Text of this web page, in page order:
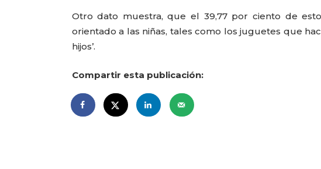
Otro dato muestra, que el 39,77 por ciento de
orientado a las niñas, tales como los juguetes que
hijos’.
Compartir esta publicación: